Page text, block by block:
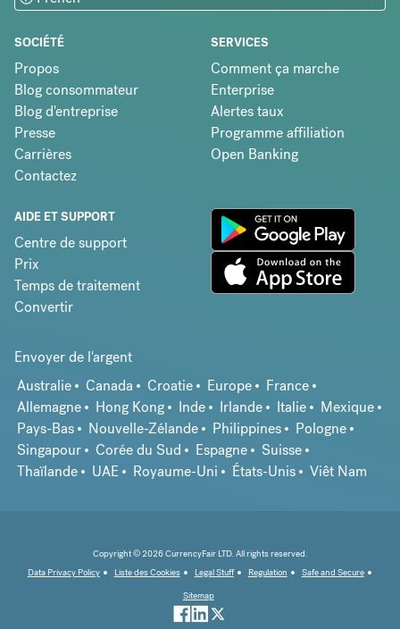
SOCIÉTÉ
Propos
Blog consommateur
Blog d'entreprise
Presse
Carrières
Contactez
SERVICES
Comment ça marche
Enterprise
Alertes taux
Programme affiliation
Open Banking
AIDE ET SUPPORT
Centre de support
Prix
Temps de traitement
Convertir
Envoyer de l'argent
Australie
Canada Croatie Europe
France
Allemagne
Hong Kong Inde Irlande Italie
Mexique
Pays-Bas
Nouvelle-Zélande Philippines
Pologne
Singapour
Corée du Sud Espagne
Suisse
Thaïlande
UAE Royaume-Uni États-Unis Viêt Nam
Copyright © 2026 CurrencyFair LTD. All rights reserved.
Data Privacy Policy
Liste des Cookies Legal Stuff Regulation
Safe and Secure
Sitemap